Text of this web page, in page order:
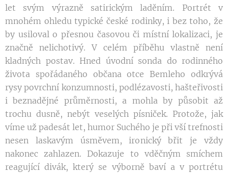
let svým výrazně satirickým laděním. Portrét v
mnohém ohledu typické české rodinky, i bez toho, že
by usiloval o přesnou časovou či místní lokalizaci, je
značně nelichotivý. V celém příběhu vlastně není
kladných postav. Hned úvodní sonda do rodinného
života spořádaného občana otce Bemleho odkrývá
rysy povrchní konzumnosti, podlézavosti, hašteřivosti
i beznadějné průměrnosti, a mohla by působit až
trochu dusně, nebýt veselých písniček. Protože, jak
víme už padesát let, humor Suchého je při vší trefnosti
nesen laskavým úsměvem, ironický břit je vždy
nakonec zahlazen. Dokazuje to vděčným smíchem
reagující divák, který se výborně baví a v portrétu